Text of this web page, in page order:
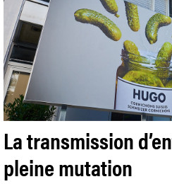
La transmission
pleine mutation